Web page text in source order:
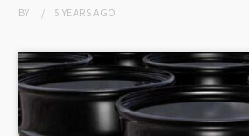
BY 5 YEARSAGO